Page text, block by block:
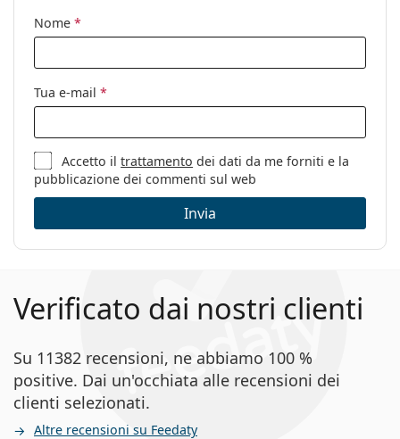
molla:
Accessori
pulizia:
Altro
Sesso:
Donna
Categorie:
Occhiali da vista
Codice:
MM 5106 005 16 55
Nome *
Tua e-mail *
Accetto iltrattamento dei dati da me forniti e la
pubblicazione dei commenti sul web
Invia
Verificato dai nostri clienti
Su 11382 recensioni, ne abbiamo 100 %
positive. Dai un'occhiata alle recensioni dei
clienti selezionati.
Altre recensioni su Feedaty